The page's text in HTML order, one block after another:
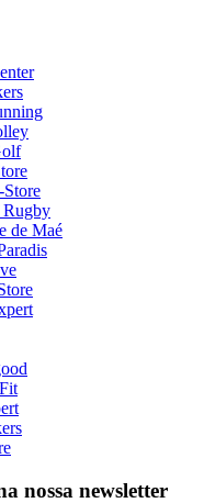
Rugby
de Maé
nossa newsletter